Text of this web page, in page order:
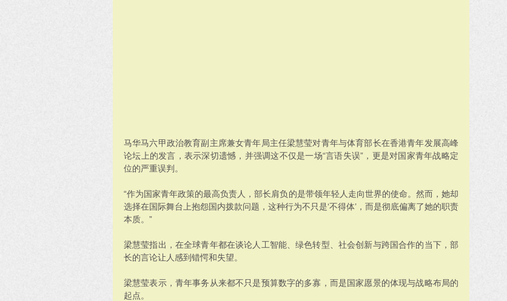
马华马六甲政治教育副主席兼女青年局主任梁慧莹对青年与体育部长在香港青年发展高峰
论坛上的发言，表示深切遗憾，并强调这不仅是一场“言语失误”，更是对国家青年战略定
位的严重误判。
“作为国家青年政策的最高负责人，部长肩负的是带领年轻人走向世界的使命。然而，她却
选择在国际舞台上抱怨国内拨款问题，这种行为不只是‘不得体’，而是彻底偏离了她的职责
本质。”
梁慧莹指出，在全球青年都在谈论人工智能、绿色转型、社会创新与跨国合作的当下，部
长的言论让人感到错愕和失望。
梁慧莹表示，青年事务从来都不只是预算数字的多寡，而是国家愿景的体现与战略布局的
起点。